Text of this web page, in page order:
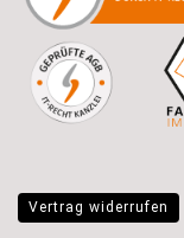
Vertrag widerrufen